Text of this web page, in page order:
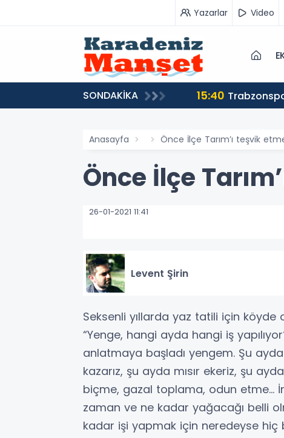
Yazarlar Video
SONDAKİKA 15:40
Anasayfa Önce İlçe Tarım’ı teşvik
Önce İlçe
26-01-2021 11:41
Levent Şirin
Seksenli yıllarda yaz tatili için
“Yenge, hangi ayda hangi iş
anlatmaya başladı yengem. Şu
kazarız, şu ayda mısır ekeriz, şu ayda
biçme, gazal toplama, odun etme…
zaman ve ne kadar yağacağı belli
kadar işi yapmak için neredeyse hiç